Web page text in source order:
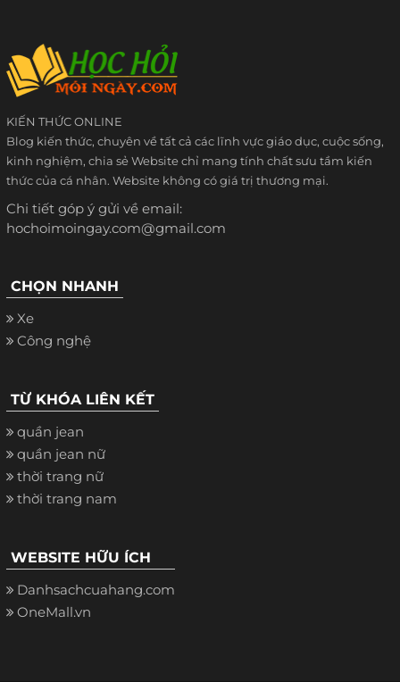
KIẾN THỨC ONLINE
Blog kiến thức, chuyên về tất cả các lĩnh vực giáo dục, cuộc sống,
kinh nghiệm, chia sẻ Website chỉ mang tính chất sưu tầm kiến
thức của cá nhân. Website không có giá trị thương mại.
Chi tiết góp ý gửi về email:
hochoimoingay.com@gmail.com
CHỌN NHANH
Xe
Công nghệ
TỪ KHÓA LIÊN KẾT
quần jean
quần jean nữ
thời trang nữ
thời trang nam
WEBSITE HỮU ÍCH
Danhsachcuahang.com
OneMall.vn